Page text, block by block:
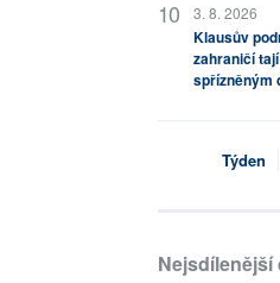
3. 8. 2026
Klausův
zahraničí
spřízněným
Týden
Nejsdílenější